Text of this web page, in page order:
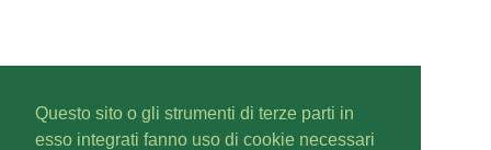
Questo sito o gli strumenti di terze parti in
esso integrati fanno uso di cookie necessari